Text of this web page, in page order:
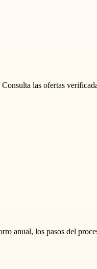
las ofertas
anual, los pasos del